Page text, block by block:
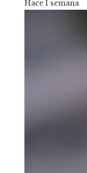
Hace 1 semana